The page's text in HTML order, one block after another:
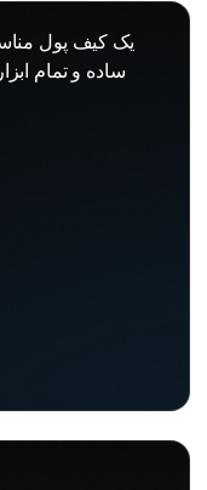
یک کیف پول
ساده و تمام